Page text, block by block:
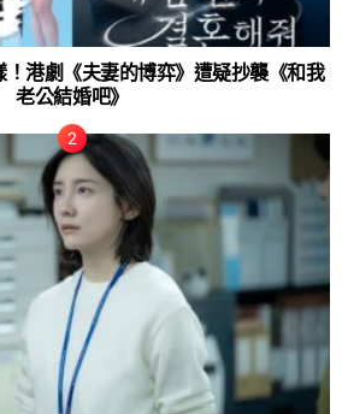
港劇《夫妻的博弈》遭疑抄襲《和我
老公結婚吧》